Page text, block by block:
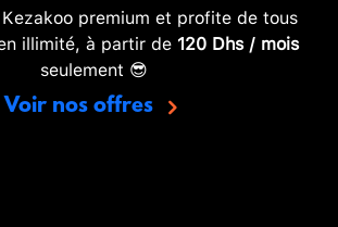
premium et profite de tous
illimité, à partir de 120 Dhs / mois
seulement 😎
Voir nos offres